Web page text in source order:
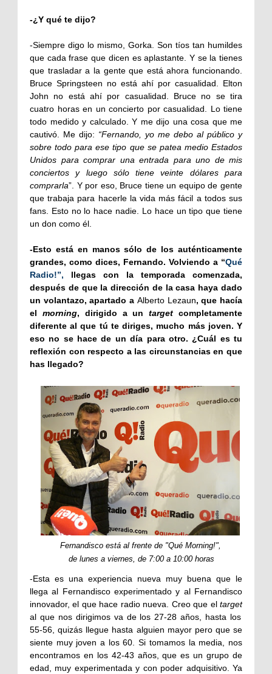
-¿Y qué te dijo?
-Siempre digo lo mismo, Gorka. Son tíos tan humildes
que cada frase que dicen es aplastante. Y se la tienes
que trasladar a la gente que está ahora funcionando.
Bruce Springsteen no está ahí por casualidad. Elton
John no está ahí por casualidad. Bruce no se tira
cuatro horas en un concierto por casualidad. Lo tiene
todo medido y calculado. Y me dijo una cosa que me
cautivó. Me dijo: “Fernando, yo me debo al público y
sobre todo para ese tipo que se patea medio Estados
Unidos para comprar una entrada para uno de mis
conciertos y luego sólo tiene veinte dólares para
comprarla”. Y por eso, Bruce tiene un equipo de gente
que trabaja para hacerle la vida más fácil a todos sus
fans. Esto no lo hace nadie. Lo hace un tipo que tiene
un don como él.
-Esto está en manos sólo de los auténticamente
grandes, como dices, Fernando. Volviendo a “Qué
Radio!”, llegas con la temporada comenzada,
después de que la dirección de la casa haya dado
un volantazo, apartado a Alberto Lezaun, que hacía
el morning, dirigido a untarget completamente
diferente al que tú te diriges, mucho más joven. Y
eso no se hace de un día para otro. ¿Cuál es tu
reflexión con respecto a las circunstancias en que
has llegado?
Fernandisco está al frente de "Qué Morning!",
de lunes a viernes, de 7:00 a 10:00 horas
-Esta es una experiencia nueva muy buena que le
llega al Fernandisco experimentado y al Fernandisco
innovador, el que hace radio nueva. Creo que el target
al que nos dirigimos va de los 27-28 años, hasta los
55-56, quizás llegue hasta alguien mayor pero que se
siente muy joven a los 60. Si tomamos la media, nos
encontramos en los 42-43 años, que es un grupo de
edad, muy experimentada y con poder adquisitivo. Ya